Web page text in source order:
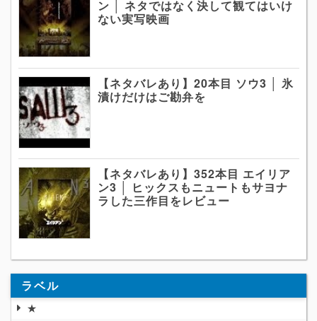
ン │ ネタではなく決して観てはいけ
ない実写映画
【ネタバレあり】20本目 ソウ3 │ 氷
漬けだけはご勘弁を
【ネタバレあり】352本目 エイリア
ン3 │ ヒックスもニュートもサヨナ
ラした三作目をレビュー
ラベル
★